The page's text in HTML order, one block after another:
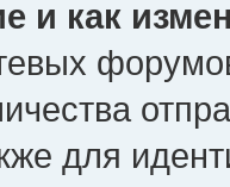
и как
для